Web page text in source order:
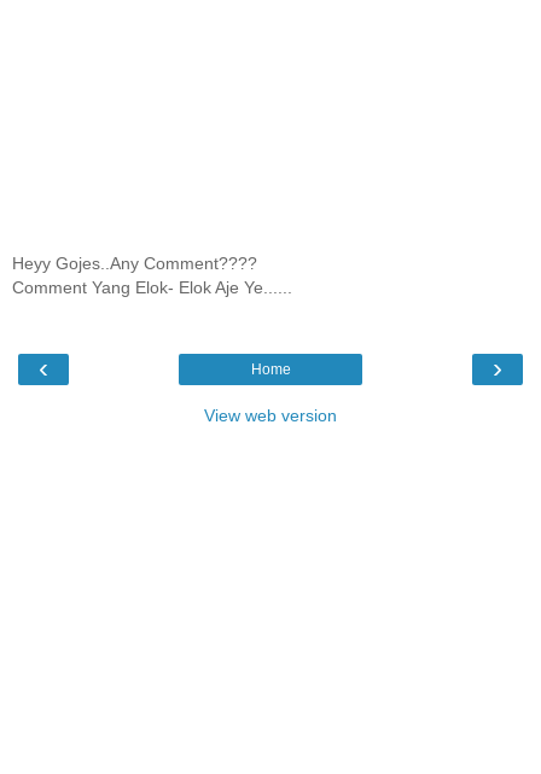
Heyy Gojes..Any Comment????
Comment Yang Elok- Elok Aje Ye......
‹ ›
Home
View web version